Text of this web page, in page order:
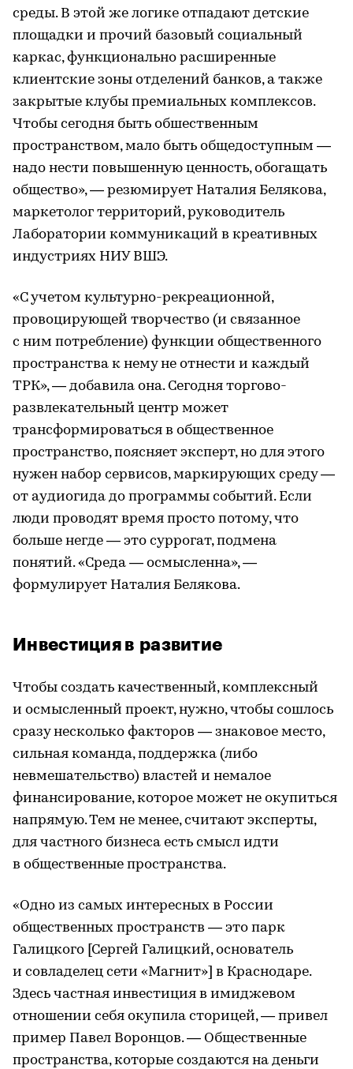
среды. В этой же логике отпадают детские
площадки и прочий базовый социальный
каркас, функционально расширенные
клиентские зоны отделений банков, а также
закрытые клубы премиальных комплексов.
Чтобы сегодня быть обшественным
пространством, мало быть общедоступным —
надо нести повышенную ценность, обогащать
общество», — резюмирует Наталия Белякова,
маркетолог территорий, руководитель
Лаборатории коммуникаций в креативных
индустриях НИУ ВШЭ.
«С учетом культурно-рекреационной,
провоцирующей творчество (и связанное
с ним потребление) функции общественного
пространства к нему не отнести и каждый
ТРК», — добавила она. Сегодня торгово-
развлекательный центр может
трансформироваться в общественное
пространство, поясняет эксперт, но для этого
нужен набор сервисов, маркирующих среду —
от аудиогида до программы событий. Если
люди проводят время просто потому, что
больше негде — это суррогат, подмена
понятий. «Среда — осмысленна», —
формулирует Наталия Белякова.
Инвестиция в развитие
Чтобы создать качественный, комплексный
и осмысленный проект, нужно, чтобы сошлось
сразу несколько факторов — знаковое место,
сильная команда, поддержка (либо
невмешательство) властей и немалое
финансирование, которое может не окупиться
напрямую. Тем не менее, считают эксперты,
для частного бизнеса есть смысл идти
в общественные пространства.
«Одно из самых интересных в России
общественных пространств — это парк
Галицкого [Сергей Галицкий, основатель
и совладелец сети «Магнит»] в Краснодаре.
Здесь частная инвестиция в имиджевом
отношении себя окупила сторицей, — привел
пример Павел Воронцов. — Общественные
пространства, которые создаются на деньги